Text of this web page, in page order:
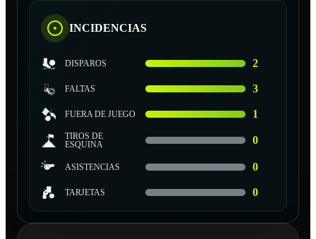
INCIDENCIAS
DISPAROS 2
FALTAS 3
FUERA DE JUEGO 1
TIROS DE
ESQUINA
0
ASISTENCIAS 0
TARJETAS 0